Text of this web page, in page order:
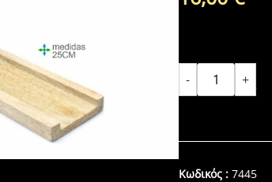
- +
Κωδικός :7445